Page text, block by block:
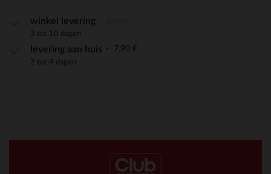
winkel levering
3 tot 10 dagen
levering aan huis 7,90 €
2 tot 4 dagen